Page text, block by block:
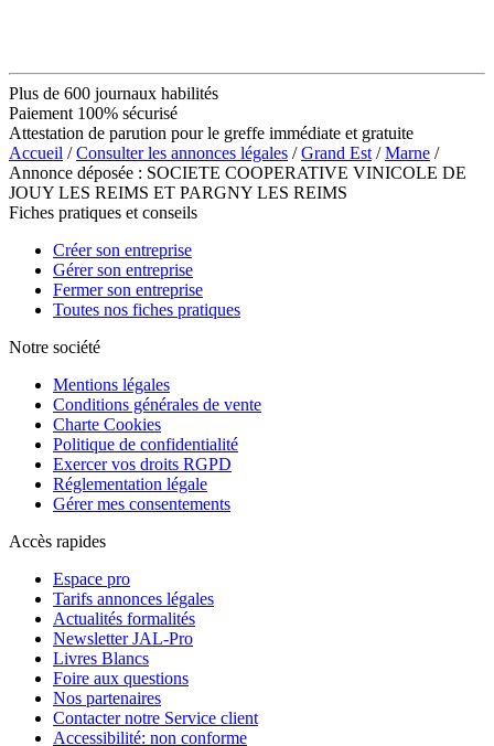
Plus de 600 journaux habilités
Paiement 100% sécurisé
Attestation de parution pour le greffe immédiate et gratuite
Accueil /Consulter les annonces légales /Grand Est /Marne /
Annonce déposée : SOCIETE COOPERATIVE VINICOLE DE
JOUY LES REIMS ET PARGNY LES REIMS
Fiches pratiques et conseils
Créer son entreprise
Gérer son entreprise
Fermer son entreprise
Toutes nos fiches pratiques
Notre société
Mentions légales
Conditions générales de vente
Charte Cookies
Politique de confidentialité
Exercer vos droits RGPD
Réglementation légale
Gérer mes consentements
Accès rapides
Espace pro
Tarifs annonces légales
Actualités formalités
Newsletter JAL-Pro
Livres Blancs
Foire aux questions
Nos partenaires
Contacter notre Service client
Accessibilité: non conforme